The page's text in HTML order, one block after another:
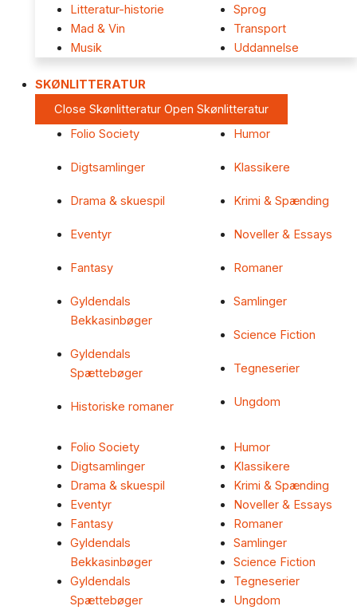
Litteratur-historie
Mad & Vin
Musik
Sprog
Transport
Uddannelse
SKØNLITTERATUR
Close Skønlitteratur Open Skønlitteratur
Folio Society
Digtsamlinger
Drama & skuespil
Eventyr
Fantasy
Gyldendals
Bekkasinbøger
Gyldendals
Spættebøger
Historiske romaner
Humor
Klassikere
Krimi & Spænding
Noveller & Essays
Romaner
Samlinger
Science Fiction
Tegneserier
Ungdom
Folio Society
Digtsamlinger
Drama & skuespil
Eventyr
Fantasy
Gyldendals
Bekkasinbøger
Gyldendals
Spættebøger
Humor
Klassikere
Krimi & Spænding
Noveller & Essays
Romaner
Samlinger
Science Fiction
Tegneserier
Ungdom